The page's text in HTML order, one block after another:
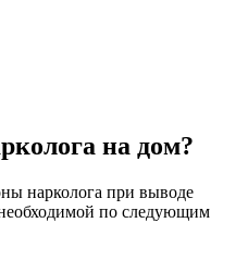
на дом?
нарколога при выводе
по следующим